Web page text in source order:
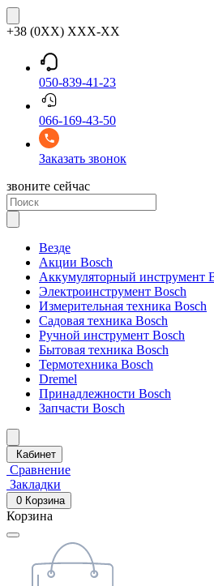
+38 (0XX) XXX-XX
050-839-41-23
066-169-43-50
Заказать звонок
звоните сейчас
Везде
Акции Bosch
Аккумуляторный инструмент
Электроинструмент Bosch
Измерительная техника Bosch
Садовая техника Bosch
Ручной инструмент Bosch
Бытовая техника Bosch
Термотехника Bosch
Dremel
Принадлежности Bosch
Запчасти Bosch
Кабинет
Сравнение
Закладки
0 Корзина
Корзина